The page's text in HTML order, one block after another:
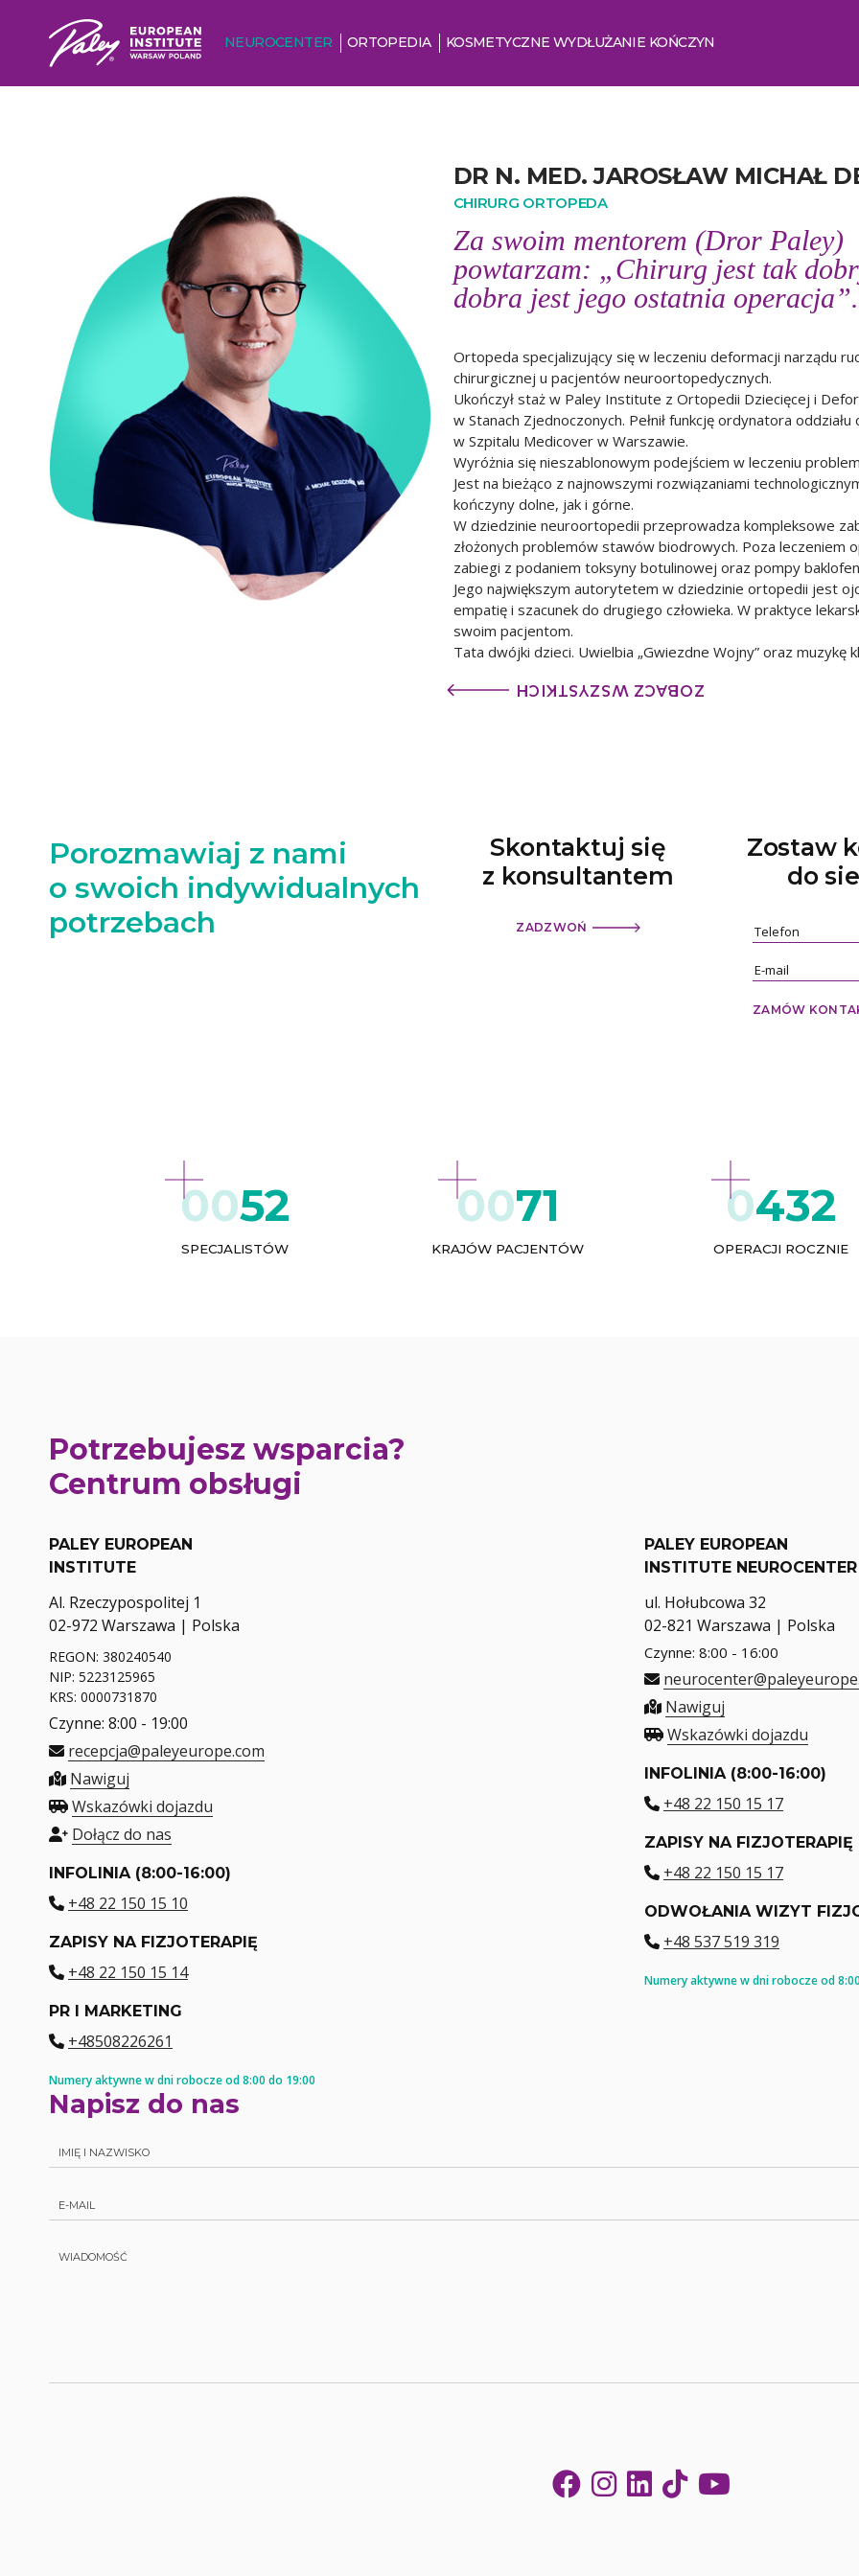
NEUROCENTER ORTOPEDIA KOSMETYCZNE WYDŁUŻANIE KOŃCZYN
DR N. MED. JAROSŁAW MICHAŁ
CHIRURG ORTOPEDA
Za swoim mentorem (Dror Paley)
powtarzam: „Chirurg jest tak
dobra jest jego ostatnia operacja”.
Ortopeda specjalizujący się w leczeniu deformacji narządu
chirurgicznej u pacjentów neuroortopedycznych.
Ukończył staż w Paley Institute z Ortopedii Dziecięcej i
w Stanach Zjednoczonych. Pełnił funkcję ordynatora
w Szpitalu Medicover w Warszawie.
Wyróżnia się nieszablonowym podejściem w leczeniu
Jest na bieżąco z najnowszymi rozwiązaniami
kończyny dolne, jak i górne.
W dziedzinie neuroortopedii przeprowadza kompleksowe
złożonych problemów stawów biodrowych. Poza leczeniem
zabiegi z podaniem toksyny botulinowej oraz pompy
Jego największym autorytetem w dziedzinie ortopedii jest
empatię i szacunek do drugiego człowieka. W praktyce
swoim pacjentom.
Tata dwójki dzieci. Uwielbia „Gwiezdne Wojny” oraz muzykę
ZOBACZ WSZYSTKICH
Porozmawiaj z nami
o swoich indywidualnych
potrzebach
Skontaktuj się
z konsultantem
ZADZWOŃ
Zostaw
do
ZAMÓW
52
SPECJALISTÓW
71
KRAJÓW PACJENTÓW
432
OPERACJI ROCZNIE
Potrzebujesz wsparcia?
Centrum obsługi
PALEY EUROPEAN
INSTITUTE
Al. Rzeczypospolitej 1
02-972 Warszawa | Polska
REGON: 380240540
NIP: 5223125965
KRS: 0000731870
Czynne: 8:00 - 19:00
recepcja@paleyeurope.com
Nawiguj
Wskazówki dojazdu
Dołącz do nas
INFOLINIA (8:00-16:00)
+48 22 150 15 10
ZAPISY NA FIZJOTERAPIĘ
+48 22 150 15 14
PR I MARKETING
+48508226261
Numery aktywne w dni robocze od 8:00 do 19:00
PALEY EUROPEAN
INSTITUTE NEUROCENTER
ul. Hołubcowa 32
02-821 Warszawa | Polska
Czynne: 8:00 - 16:00
Nawiguj
Wskazówki dojazdu
INFOLINIA (8:00-16:00)
+48 22 150 15 17
ZAPISY NA FIZJOTERAPIĘ
+48 22 150 15 17
ODWOŁANIA WIZYT
+48 537 519 319
Numery aktywne w dni robocze od
Napisz do nas